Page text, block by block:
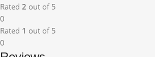
Rated 2 out of 5
0
Rated 1 out of 5
0